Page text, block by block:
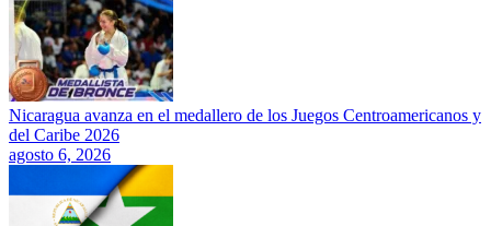
Nicaragua avanza en el medallero de los Juegos Centroamericanos y
del Caribe 2026
agosto 6, 2026